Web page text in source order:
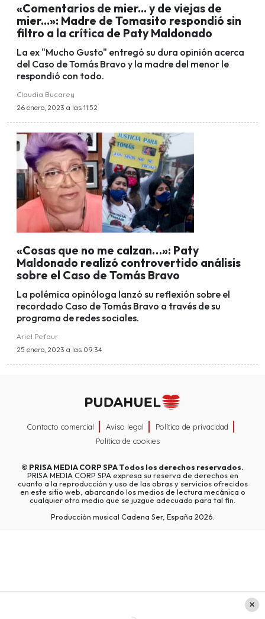
«Comentarios de mier... y de viejas de
mier...»: Madre de Tomasito respondió sin
filtro a la crítica de Paty Maldonado
La ex "Mucho Gusto" entregó su dura opinión acerca
del Caso de Tomás Bravo y la madre del menor le
respondió con todo.
Claudia Bucarey
26 enero, 2023 a las 11:52
«Cosas que no me calzan…»: Paty
Maldonado realizó controvertido análisis
sobre el Caso de Tomás Bravo
La polémica opinóloga lanzó su reflexión sobre el
recordado Caso de Tomás Bravo a través de su
programa de redes sociales.
Ariel Pefaur
25 enero, 2023 a las 09:34
Contacto comercial Aviso legal
Política de privacidad
Política de cookies
© PRISA MEDIA CORP SPATodos los derechos reservados.
PRISA MEDIA CORP SPA expresa su reserva de derechos en
cuanto a la reproducción y uso de las obras y servicios ofrecidos
en este sitio web, abarcando los medios de lectura mecánica o
cualquier otro medio que se juzgue adecuado para tal fin.
Producción musical Cadena Ser, España 2026.